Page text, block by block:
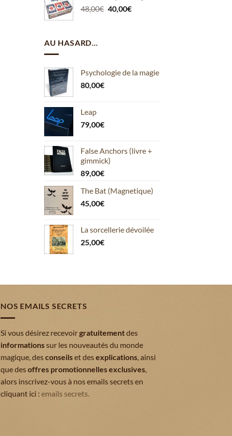
était :
48,00€ Le
40,00€Le
AU HASARD…
Psychologie de la magie
80,00€
Leap
79,00€
False Anchors (livre +
gimmick)
89,00€
The Bat (Magnetique)
45,00€
La sorcellerie dévoilée
25,00€
NOS EMAILS SECRETS
Si vous désirez recevoirgratuitementdes
informationssur les nouveautés du monde
magique, desconseilset desexplications, ainsi
que desoffres promotionnelles exclusives,
alors inscrivez-vous à nos emails secrets en
cliquant ici : emails secrets.